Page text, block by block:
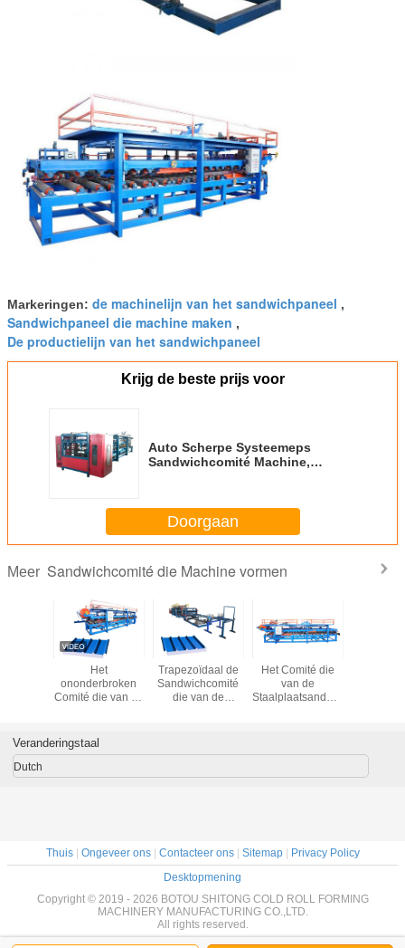
Markeringen: de machinelijn van het sandwichpaneel ,
Sandwichpaneel die machine maken ,
De productielijn van het sandwichpaneel
Krijg de beste prijs voor
Auto Scherpe Systeemeps
Sandwichcomité Machine,
Doorgaan
Meer Sandwichcomité die Machine vormen
vormen
Het
ononderbroken
Comité die van de
Productiviteit
vormen
Trapezoïdaal de
Sandwichcomité
die van de
Machineblad
Het Comité die
van de
Staalplaatsandwich
Lijmborstel
Veranderingstaal
Dutch
Thuis| Ongeveer ons| Contacteer ons| Sitemap|
Privacy Policy
Desktopmening
Copyright © 2019 - 2026 BOTOU SHITONG COLD ROLL FORMING
MACHINERY MANUFACTURING CO.,LTD.
All rights reserved.